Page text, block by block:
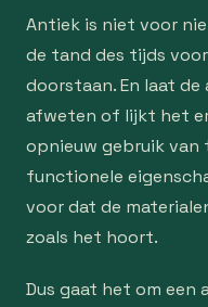
Antiek is niet voor
de tand des tijds
doorstaan. En laat
afweten of lijkt het
opnieuw gebruik van
functionele
voor dat de
zoals het hoort.
Dus gaat het om een